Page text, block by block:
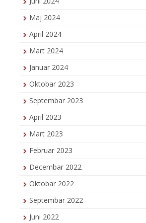
Maj 2024
April 2024
Mart 2024
Januar 2024
Oktobar 2023
Septembar 2023
April 2023
Mart 2023
Februar 2023
Decembar 2022
Oktobar 2022
Septembar 2022
Juni 2022